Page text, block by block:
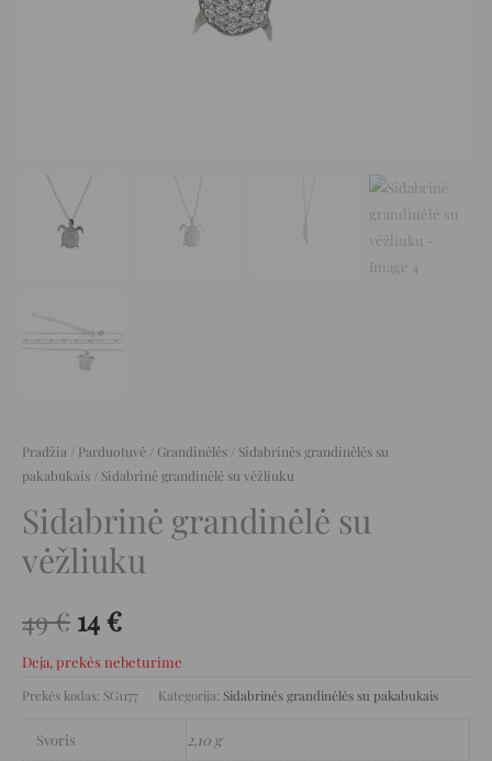
Pradžia / Parduotuvė / Grandinėlės / Sidabrinės grandinėlės su
pakabukais / Sidabrinė grandinėlė su vėžliuku
Sidabrinė grandinėlė su
vėžliuku
49€ 14€
Deja, prekės nebeturime
Prekės kodas: SG1177 Kategorija: Sidabrinės grandinėlės su pakabukais
Svoris 2,10 g